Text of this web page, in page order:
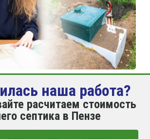
наша работа?
расчитаем стоимость
септика в Пензе